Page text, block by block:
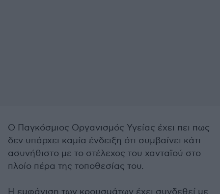
Ο Παγκόσμιος Οργανισμός Υγείας έχει πει πως
δεν υπάρχει καμία ένδειξη ότι συμβαίνει κάτι
ασυνήθιστο με το στέλεχος του χανταϊού στο
πλοίο πέρα της τοποθεσίας του.
Η εμφάνιση των κρουσμάτων έχει συνδεθεί με